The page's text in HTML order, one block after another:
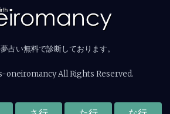
占い無料で診断しております。
oneiromancy All Rights Reserved.